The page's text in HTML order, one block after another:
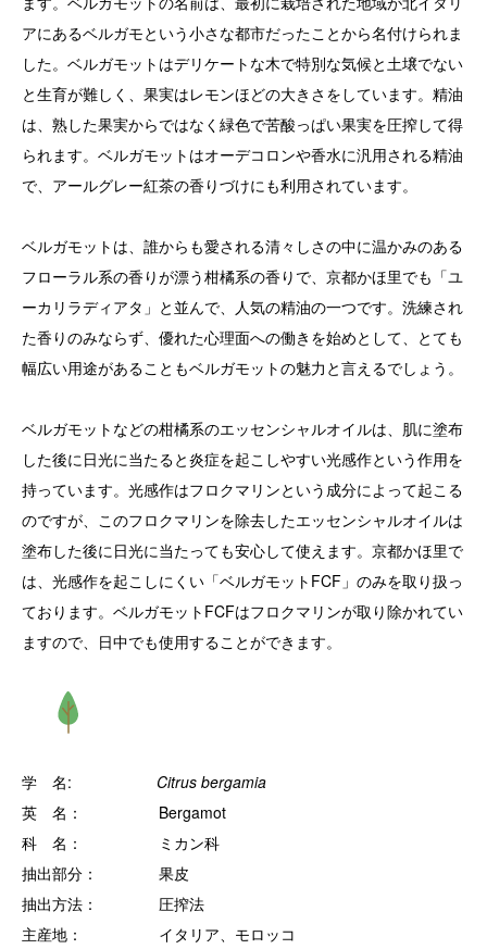
アにあるベルガモという小さな都市だったことから名付けられま
した。ベルガモットはデリケートな木で特別な気候と土壌でない
と生育が難しく、果実はレモンほどの大きさをしています。精油
は、熟した果実からではなく緑色で苦酸っぱい果実を圧搾して得
られます。ベルガモットはオーデコロンや香水に汎用される精油
で、アールグレー紅茶の香りづけにも利用されています。
ベルガモットは、誰からも愛される清々しさの中に温かみのある
フローラル系の香りが漂う柑橘系の香りで、京都かほ里でも「ユ
ーカリラディアタ」と並んで、人気の精油の一つです。洗練され
た香りのみならず、優れた心理面への働きを始めとして、とても
幅広い用途があることもベルガモットの魅力と言えるでしょう。
ベルガモットなどの柑橘系のエッセンシャルオイルは、肌に塗布
した後に日光に当たると炎症を起こしやすい光感作という作用を
持っています。光感作はフロクマリンという成分によって起こる
のですが、このフロクマリンを除去したエッセンシャルオイルは
塗布した後に日光に当たっても安心して使えます。京都かほ里で
は、光感作を起こしにくい「ベルガモットFCF」のみを取り扱っ
ております。ベルガモットFCFはフロクマリンが取り除かれてい
ますので、日中でも使用することができます。
学 名:
Citrus bergamia
英 名： Bergamot
科 名： ミカン科
抽出部分： 果皮
抽出方法： 圧搾法
主産地： イタリア、モロッコ